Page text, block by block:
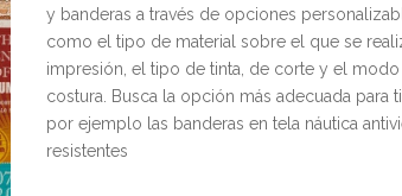
y banderas a través de opciones
como el tipo de material sobre el que se
impresión, el tipo de tinta, de corte y el
costura. Busca la opción más adecuada para
por ejemplo las banderas en tela náutica
resistentes